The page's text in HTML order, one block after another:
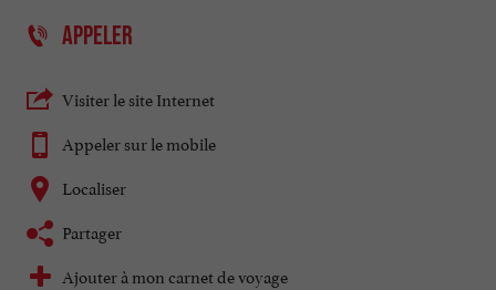
APPELER
Visiter le site Internet
Appeler sur le mobile
Localiser
Partager
Ajouter à mon carnet de voyage